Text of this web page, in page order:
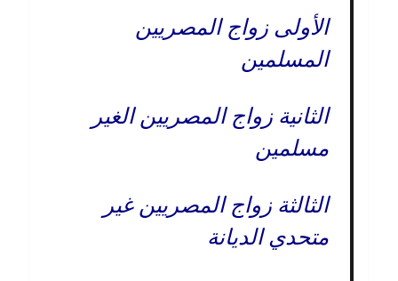
الأولى زواج المصريين
المسلمين
الثانية زواج المصريين الغير
مسلمين
الثالثة زواج المصريين غير
متحدي الديانة